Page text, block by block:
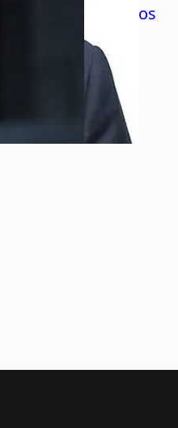
igrača: Olimpijakos